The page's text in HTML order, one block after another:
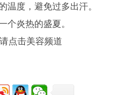
温度，避免过多出汗。
个炎热的盛夏。
击美容频道